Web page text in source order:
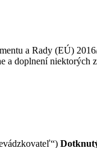
a Rady (EÚ)
a doplnení niektorých